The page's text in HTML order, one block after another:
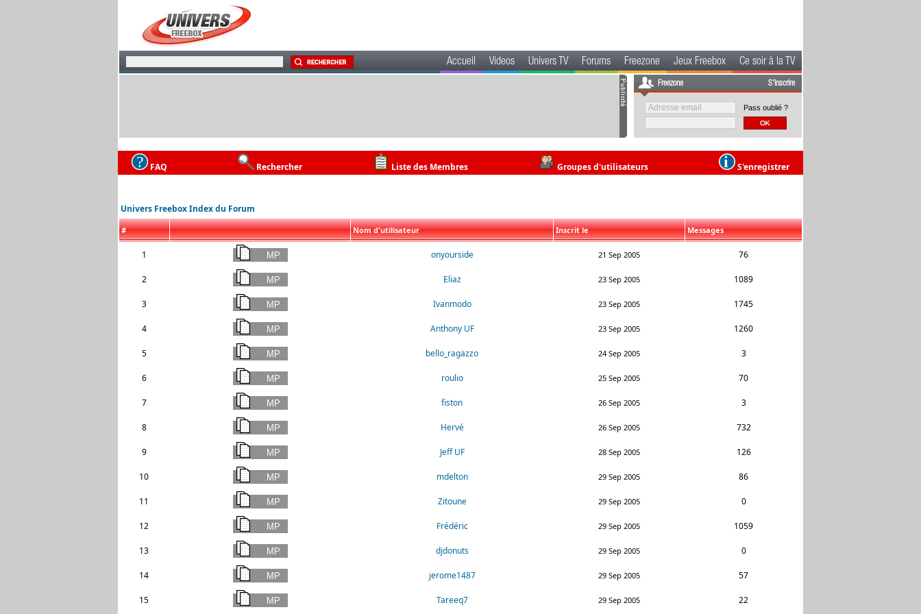
Accueil Videos Univers TV Forums Freezone Jeux Freebox Ce soir à la TV
Freezone S'inscrire
Pass oublié ?
FAQ Rechercher Liste des Membres Groupes d'utilisateurs S'enregistrer
Univers Freebox Index du Forum
# Nom d'utilisateur Inscrit le Messages
1 onyourside 21 Sep 2005 76
2 Eliaz 23 Sep 2005 1089
3 Ivanmodo 23 Sep 2005 1745
4 Anthony UF 23 Sep 2005 1260
5 bello_ragazzo 24 Sep 2005 3
6 roulio 25 Sep 2005 70
7 fiston 26 Sep 2005 3
8 Hervé 26 Sep 2005 732
9 Jeff UF 28 Sep 2005 126
10 mdelton 29 Sep 2005 86
11 Zitoune 29 Sep 2005 0
12 Frédéric 29 Sep 2005 1059
13 djdonuts 29 Sep 2005 0
14 jerome1487 29 Sep 2005 57
15 Tareeq7 29 Sep 2005 22